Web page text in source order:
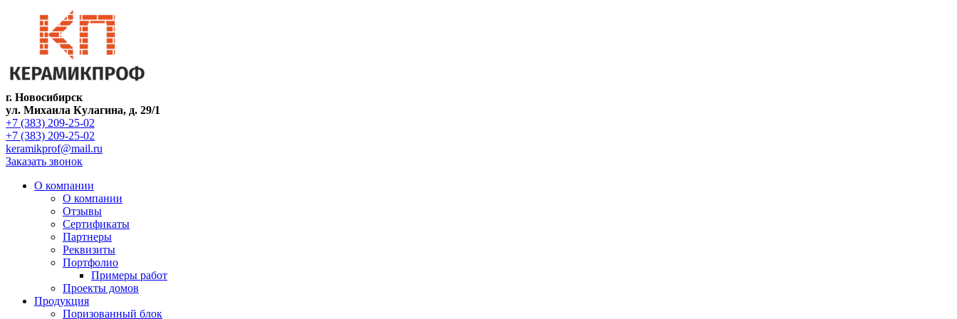
г. Новосибирск
ул. Михаила Кулагина, д. 29/1
+7 (383) 209-25-02
+7 (383) 209-25-02
keramikprof@mail.ru
Заказать звонок
О компании
О компании
Отзывы
Сертификаты
Партнеры
Реквизиты
Портфолио
Примеры работ
Проекты домов
Продукция
Поризованный блок